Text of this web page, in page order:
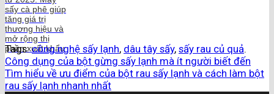
sấy cà phê giúp
tăng giá trị
thương hiệu và
mở rộng thị
phần xuất khẩu
Tags:công nghệ sấy lạnh, dâu tây sấy, sấy rau củ quả.
Công dụng của bột gừng sấy lạnh mà ít người biết đến
Tìm hiểu về ưu điểm của bột rau sấy lạnh và cách làm bột
rau sấy lạnh nhanh nhất